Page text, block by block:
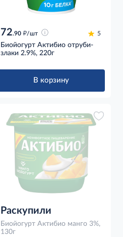
72.90 д/шт 5
Биойогурт Актибио отруби-
злаки 2.9%, 220г
В корзину
Раскупили
Биойогурт Актибио манго 3%,
130г